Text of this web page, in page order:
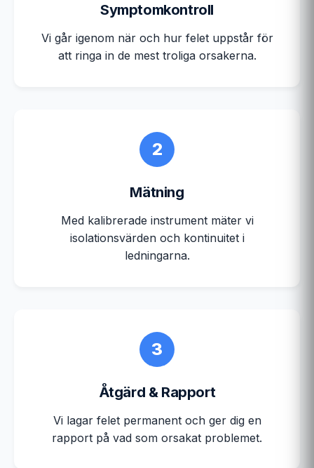
Symptomkontroll
Vi går igenom när och hur felet uppstår för
att ringa in de mest troliga orsakerna.
2
Mätning
Med kalibrerade instrument mäter vi
isolationsvärden och kontinuitet i
ledningarna.
3
Åtgärd & Rapport
Vi lagar felet permanent och ger dig en
rapport på vad som orsakat problemet.